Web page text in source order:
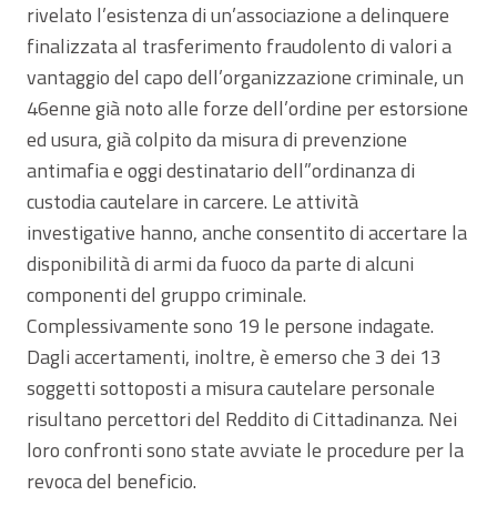
rivelato l’esistenza di un’associazione a delinquere
finalizzata al trasferimento fraudolento di valori a
vantaggio del capo dell’organizzazione criminale, un
46enne già noto alle forze dell’ordine per estorsione
ed usura, già colpito da misura di prevenzione
antimafia e oggi destinatario dell”ordinanza di
custodia cautelare in carcere. Le attività
investigative hanno, anche consentito di accertare la
disponibilità di armi da fuoco da parte di alcuni
componenti del gruppo criminale.
Complessivamente sono 19 le persone indagate.
Dagli accertamenti, inoltre, è emerso che 3 dei 13
soggetti sottoposti a misura cautelare personale
risultano percettori del Reddito di Cittadinanza. Nei
loro confronti sono state avviate le procedure per la
revoca del beneficio.